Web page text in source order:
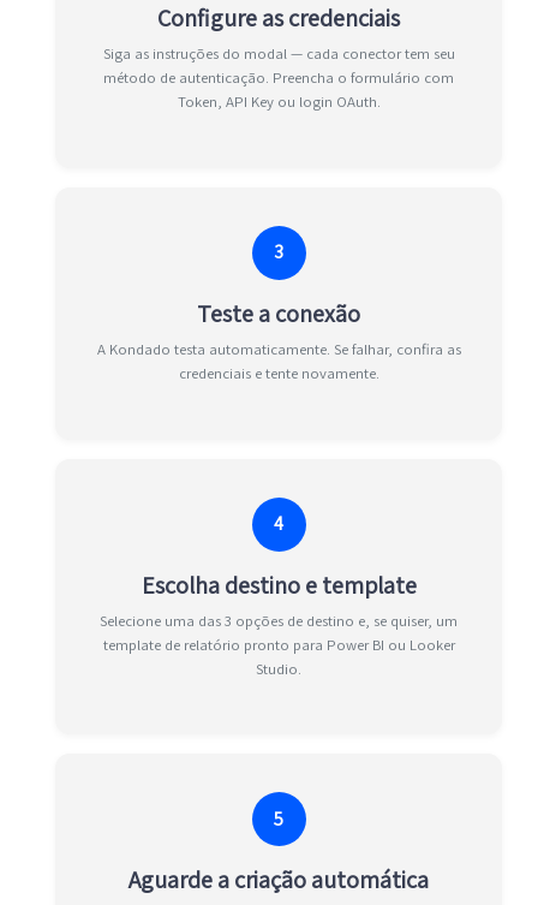
Configure as credenciais
Siga as instruções do modal — cada conector tem seu
método de autenticação. Preencha o formulário com
Token, API Key ou login OAuth.
3
Teste a conexão
A Kondado testa automaticamente. Se falhar, confira as
credenciais e tente novamente.
4
Escolha destino e template
Selecione uma das 3 opções de destino e, se quiser, um
template de relatório pronto para Power BI ou Looker
Studio.
5
Aguarde a criação automática